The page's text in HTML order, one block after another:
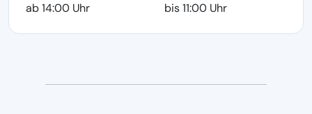
ab 14:00 Uhr bis 11:00 Uhr